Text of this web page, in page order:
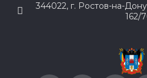
344022, г. Ростов-на-
162/